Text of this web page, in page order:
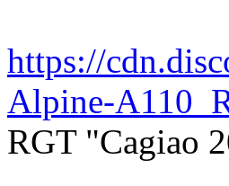
https://
Alpine-
RGT "Cagiao